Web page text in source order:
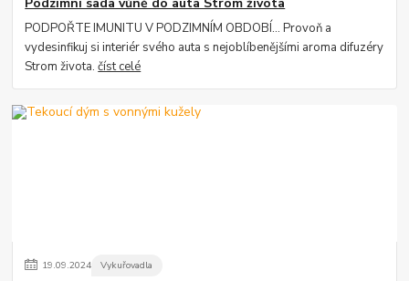
PODPOŘTE IMUNITU V PODZIMNÍM OBDOBÍ... Provoň a
vydesinfikuj si interiér svého auta s nejoblíbenějšími aroma difuzéry
Strom života.číst celé
19.09.2024 Vykuřovadla